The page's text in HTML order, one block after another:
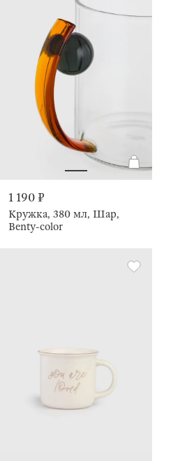
1 190 ₽
Кружка, 380 мл, Шар,
Benty-color